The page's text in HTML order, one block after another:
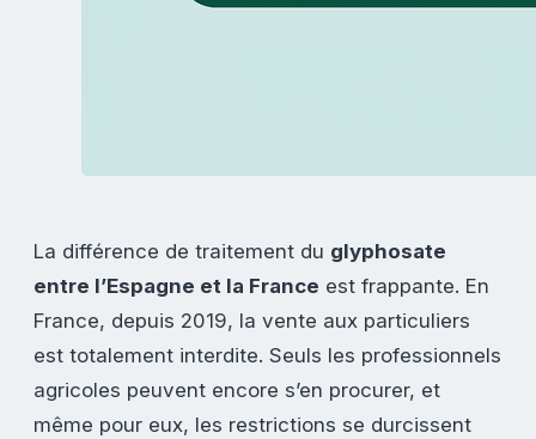
La différence de traitement du glyphosate
entre l’Espagne et la France est frappante. En
France, depuis 2019, la vente aux particuliers
est totalement interdite. Seuls les professionnels
agricoles peuvent encore s’en procurer, et
même pour eux, les restrictions se durcissent